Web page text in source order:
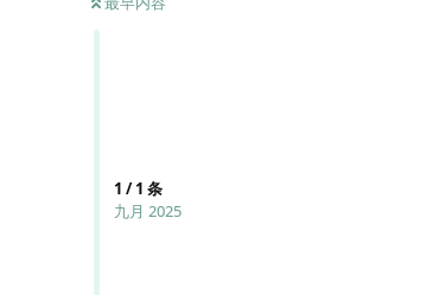
1 /1 条
九月 2025